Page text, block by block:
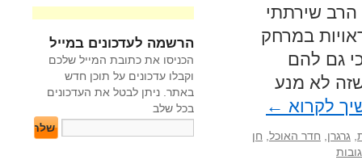
הרב שירתתי
במרחק
גם להם
לא מנע
לקרוא ←
גרגרן חדר האוכל חן
הרשמה לעדכונים במייל
הכניסו את כתובת המייל שלכם
וקבלו עדכונים על תוכן חדש
באתר. ניתן לבטל את העדכונים
בכל שלב